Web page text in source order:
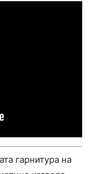
гарнитура на